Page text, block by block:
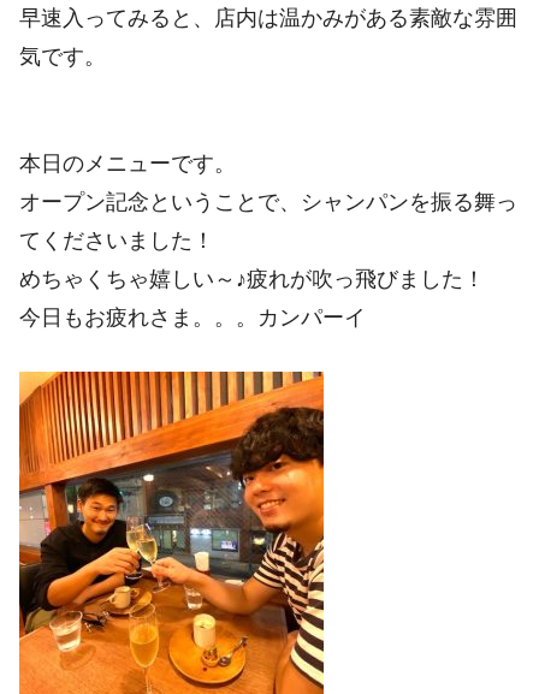
早速入ってみると、店内は温かみがある素敵な雰囲
気です。
本日のメニューです。
オープン記念ということで、シャンパンを振る舞っ
てくださいました！
めちゃくちゃ嬉しい～♪疲れが吹っ飛びました！
今日もお疲れさま。。。カンパーイ